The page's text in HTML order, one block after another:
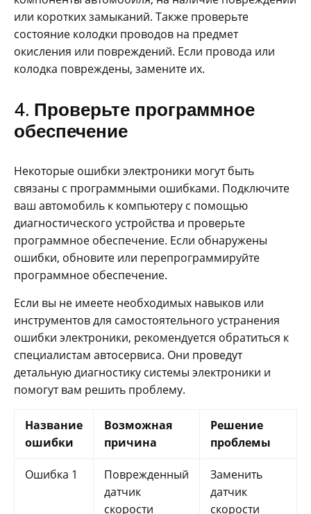
или коротких замыканий. Также проверьте
состояние колодки проводов на предмет
окисления или повреждений. Если провода или
колодка повреждены, замените их.
4. Проверьте программное
обеспечение
Некоторые ошибки электроники могут быть
связаны с программными ошибками. Подключите
ваш автомобиль к компьютеру с помощью
диагностического устройства и проверьте
программное обеспечение. Если обнаружены
ошибки, обновите или перепрограммируйте
программное обеспечение.
Если вы не имеете необходимых навыков или
инструментов для самостоятельного устранения
ошибки электроники, рекомендуется обратиться к
специалистам автосервиса. Они проведут
детальную диагностику системы электроники и
помогут вам решить проблему.
Название
ошибки
Возможная
причина
Решение
проблемы
Ошибка 1
Поврежденный
датчик
скорости
Заменить
датчик
скорости